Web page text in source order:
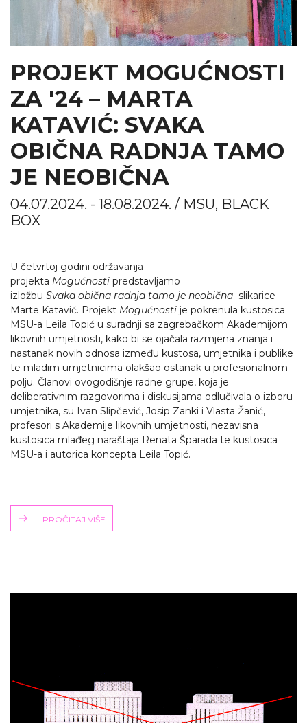
PROJEKT MOGUĆNOSTI
ZA '24 – MARTA
KATAVIĆ: SVAKA
OBIČNA RADNJA TAMO
JE NEOBIČNA
04.07.2024. - 18.08.2024. / MSU, BLACK
BOX
U četvrtoj godini održavanja
projekta Mogućnosti predstavljamo
izložbu Svaka obična radnja tamo je neobična slikarice
Marte Katavić. Projekt Mogućnosti je pokrenula kustosica
MSU-a Leila Topić u suradnji sa zagrebačkom Akademijom
likovnih umjetnosti, kako bi se ojačala razmjena znanja i
nastanak novih odnosa između kustosa, umjetnika i publike
te mladim umjetnicima olakšao ostanak u profesionalnom
polju. Članovi ovogodišnje radne grupe, koja je
deliberativnim razgovorima i diskusijama odlučivala o izboru
umjetnika, su Ivan Slipčević, Josip Zanki i Vlasta Žanić,
profesori s Akademije likovnih umjetnosti, nezavisna
kustosica mlađeg naraštaja Renata Šparada te kustosica
MSU-a i autorica koncepta Leila Topić.
PROČITAJ VIŠE